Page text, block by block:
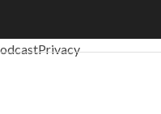
Privacy